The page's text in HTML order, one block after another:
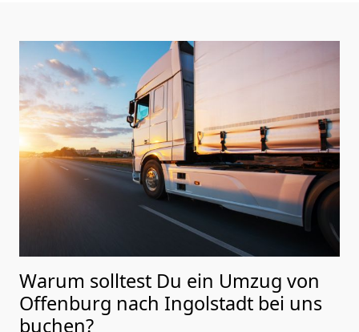
Warum solltest Du ein Umzug von
Offenburg nach Ingolstadt bei uns
buchen?